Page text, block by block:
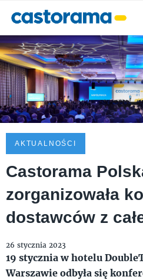
AKTUALNOŚCI
Castorama
zorganizowała
dostawców z
26 stycznia 2023
19 stycznia w hotelu
Warszawie odbyła się